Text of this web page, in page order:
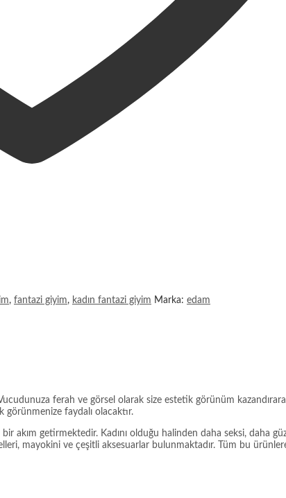
, fantazi giyim, kadın fantazi giyim Marka: edam
ferah ve görsel olarak size estetik görünüm
görünmenize faydalı olacaktır.
bir akım getirmektedir. Kadını olduğu halinden daha seksi, daha
mayokini ve çeşitli aksesuarlar bulunmaktadır. Tüm bu